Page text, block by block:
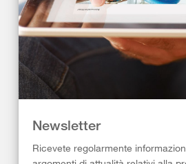
Newsletter
Ricevete regolarmente